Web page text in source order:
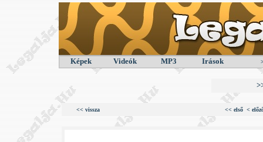
Képek Videók MP3 Irások
<< vissza << első <